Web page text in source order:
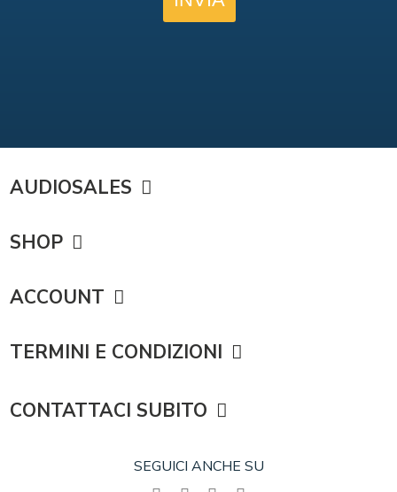
AUDIOSALES
SHOP
ACCOUNT
TERMINI E CONDIZIONI
CONTATTACI SUBITO
SEGUICI ANCHE SU